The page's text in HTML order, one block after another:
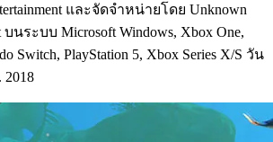
และจัดจำหน่ายโดย Unknown
บนระบบ Microsoft Windows, Xbox One,
Switch, PlayStation 5, Xbox Series X/S วัน